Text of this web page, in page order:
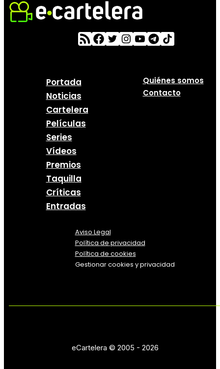
Portada
Noticias
Cartelera
Películas
Series
Vídeos
Premios
Taquilla
Críticas
Entradas
Quiénes somos
Contacto
Aviso Legal
Política de privacidad
Política de cookies
Gestionar cookies y privacidad
eCartelera © 2005 - 2026